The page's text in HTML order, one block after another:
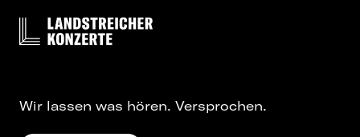
Wir lassen was hören. Versprochen.